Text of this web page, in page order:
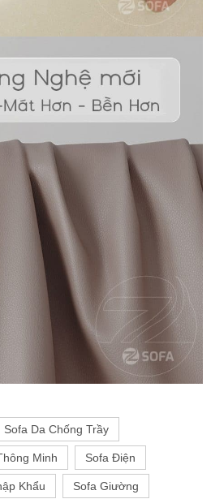
Sofa Da Chống Trầy
Minh Sofa Điện
Khẩu Sofa Giường